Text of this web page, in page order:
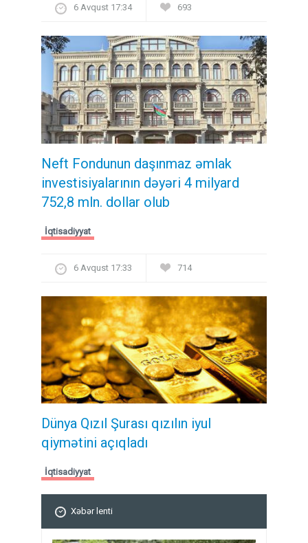
6 Avqust 17:34 693
Neft Fondunun daşınmaz əmlak
investisiyalarının dəyəri 4 milyard
752,8 mln. dollar olub
İqtisadiyyat
6 Avqust 17:33 714
Dünya Qızıl Şurası qızılın iyul
qiymətini açıqladı
İqtisadiyyat
Xəbər lenti